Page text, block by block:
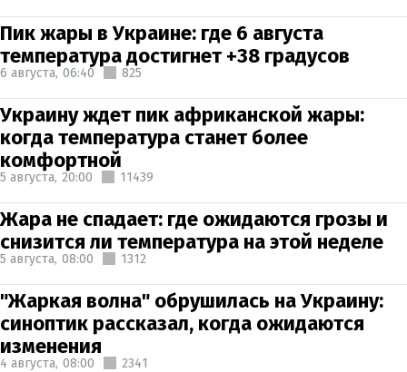
Пик жары в Украине: где 6 августа
температура достигнет +38 градусов
6 августа, 06:40 825
Украину ждет пик африканской жары:
когда температура станет более
комфортной
5 августа, 20:00 11439
Жара не спадает: где ожидаются грозы и
снизится ли температура на этой неделе
5 августа, 08:00 1312
"Жаркая волна" обрушилась на Украину:
синоптик рассказал, когда ожидаются
изменения
4 августа, 08:00 2341